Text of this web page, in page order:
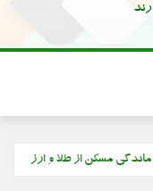
مسکن از طلا و ارز